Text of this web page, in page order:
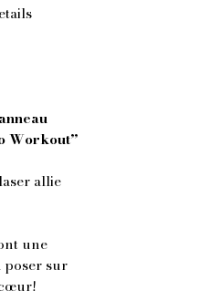
Workout”
allie
une
poser sur